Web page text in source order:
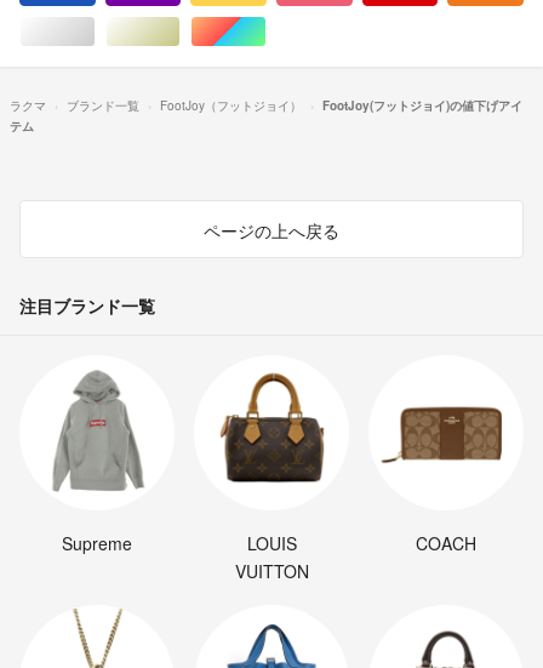
シルバー/銀色系ゴールド/金色系マルチカラー
ラクマ ブランド一覧 FootJoy（フットジョイ）
FootJoy(フットジョイ)の値下げアイ
テム
ページの上へ戻る
注目ブランド一覧
Supreme
LOUIS
VUITTON
COACH